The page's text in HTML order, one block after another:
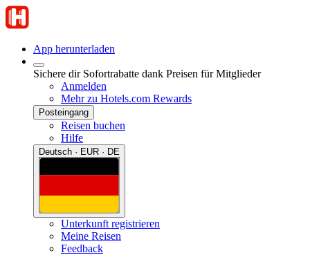
App herunterladen
Sichere dir Sofortrabatte dank Preisen für Mitglieder
Anmelden
Mehr zu Hotels.com Rewards
Posteingang
Reisen buchen
Hilfe
Deutsch · EUR · DE
Unterkunft registrieren
Meine Reisen
Feedback